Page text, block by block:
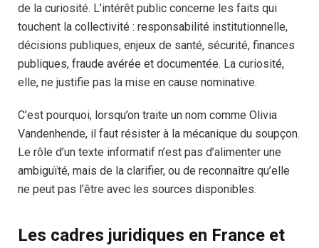
de la curiosité. L’intérêt public concerne les faits qui
touchent la collectivité : responsabilité institutionnelle,
décisions publiques, enjeux de santé, sécurité, finances
publiques, fraude avérée et documentée. La curiosité,
elle, ne justifie pas la mise en cause nominative.
C’est pourquoi, lorsqu’on traite un nom comme Olivia
Vandenhende, il faut résister à la mécanique du soupçon.
Le rôle d’un texte informatif n’est pas d’alimenter une
ambiguïté, mais de la clarifier, ou de reconnaître qu’elle
ne peut pas l’être avec les sources disponibles.
Les cadres juridiques en France et